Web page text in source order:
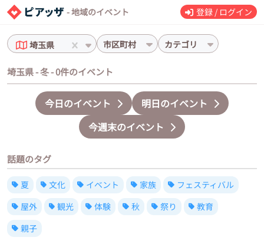
- 地域のイベント 登録 / ログイン
埼玉県 市区町村 カテゴリ
埼玉県 - 冬 - 0件のイベント
今日のイベント
明日のイベント
今週末のイベント
話題のタグ
夏 文化 イベント 家族
フェスティバル
屋外
観光 体験 秋 祭り
教育
親子